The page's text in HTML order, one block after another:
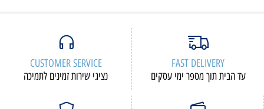
FAST DELIVERY
עד הבית תוך מספר ימי עסקים
CUSTOMER SERVICE
נציגי שירות זמינים לתמיכה